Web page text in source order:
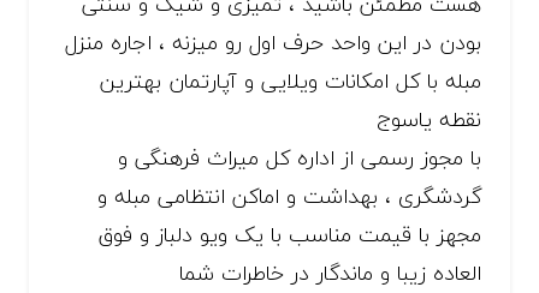
بودن در این واحد حرف اول رو میزنه ، اجاره منزل
مبله با کل امکانات ویلایی و آپارتمان بهترین
نقطه یاسوج
با مجوز رسمی از اداره کل میراث فرهنگی و
گردشگری ، بهداشت و اماکن انتظامی مبله و
مجهز با قیمت مناسب با یک ویو دلباز و فوق
العاده زیبا و ماندگار در خاطرات شما